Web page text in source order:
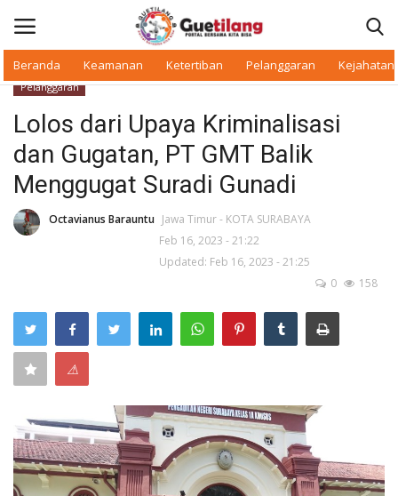
Beranda Keamanan Ketertiban Pelanggaran Kejahatan
Beranda
Pelanggaran
Ketertiban
Keamanan
Kejahatan
Pelanggaran
Lolos dari Upaya Kriminalisasi
dan Gugatan, PT GMT Balik
Menggugat Suradi Gunadi
Octavianus Barauntu Jawa Timur - KOTA SURABAYA
Feb 16, 2023 - 21:22
Updated: Feb 16, 2023 - 21:25
0
158
⚠